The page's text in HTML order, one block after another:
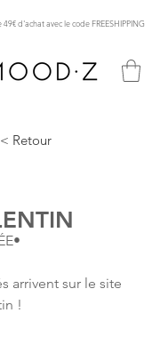
d'achat avec le code FREESHIPPING
< Retour
arrivent sur le site
!